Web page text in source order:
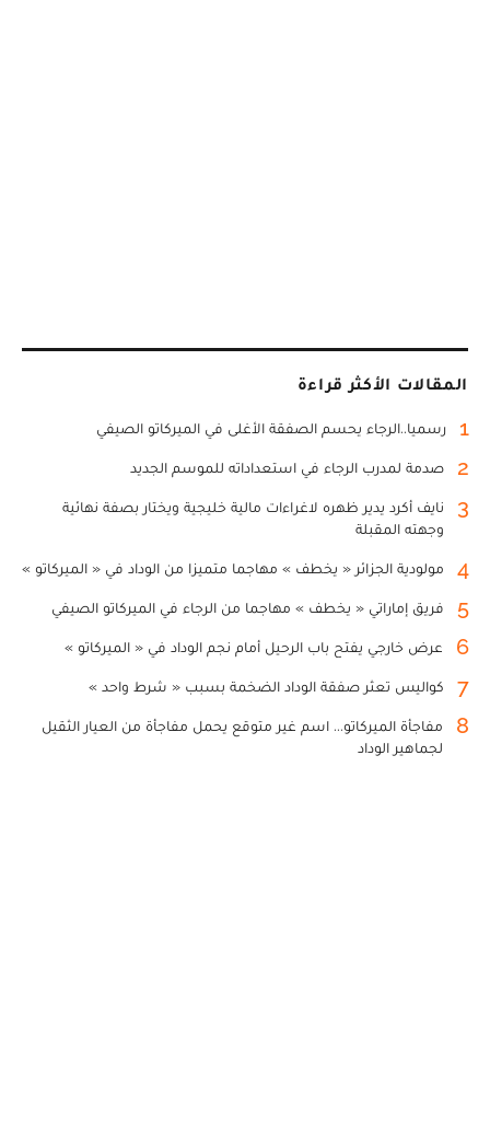
المقالات الأكثر قراءة
1 رسميا..الرجاء يحسم الصفقة الأغلى في الميركاتو الصيفي
2 صدمة لمدرب الرجاء في استعداداته للموسم الجديد
3
نايف أكرد يدير ظهره لاغراءات مالية خليجية ويختار بصفة نهائية
وجهته المقبلة
4 مولودية الجزائر « يخطف » مهاجما متميزا من الوداد في « الميركاتو »
5 فريق إماراتي « يخطف » مهاجما من الرجاء في الميركاتو الصيفي
6 عرض خارجي يفتح باب الرحيل أمام نجم الوداد في « الميركاتو »
7 كواليس تعثر صفقة الوداد الضخمة بسبب « شرط واحد »
8
مفاجأة الميركاتو... اسم غير متوقع يحمل مفاجأة من العيار الثقيل
لجماهير الوداد